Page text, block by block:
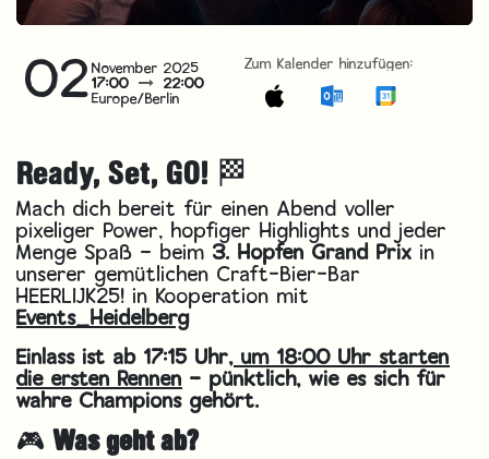
02November 2025
17:00 22:00
Europe/Berlin
Zum Kalender hinzufügen:
Ready, Set, GO! 🏁
Mach dich bereit für einen Abend voller
pixeliger Power, hopfiger Highlights und jeder
Menge Spaß – beim 3. Hopfen Grand Prix in
unserer gemütlichen Craft-Bier-Bar
HEERLIJK25! in Kooperation mit
Events_Heidelberg
Einlass ist ab 17:15 Uhr, um 18:00 Uhr starten
die ersten Rennen – pünktlich, wie es sich für
wahre Champions gehört.
🎮 Was geht ab?